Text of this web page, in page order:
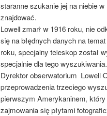
staranne szukanie jej na niebie
znajdować.
Lowell zmarł w 1916 roku, nie
się na błędnych danych na
roku, specjalny teleskop został
specjalnie dla tego wyszukiwania.
Dyrektor obserwatorium Lowell
przeprowadzenia trzeciego
pierwszym Amerykaninem, który
zajmowania się płytami